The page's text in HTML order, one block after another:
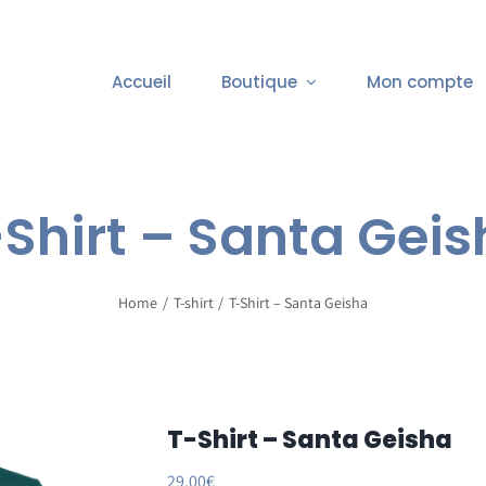
Accueil Boutique Mon compte
– Santa
Home T-shirt T-Shirt – Santa Geisha
T-Shirt – Santa Geisha
29.00€